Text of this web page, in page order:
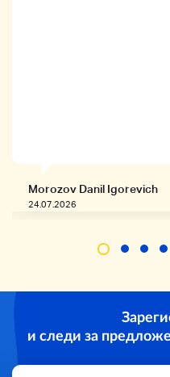
Morozov Danil Igorevich
24.07.2026
и следи за